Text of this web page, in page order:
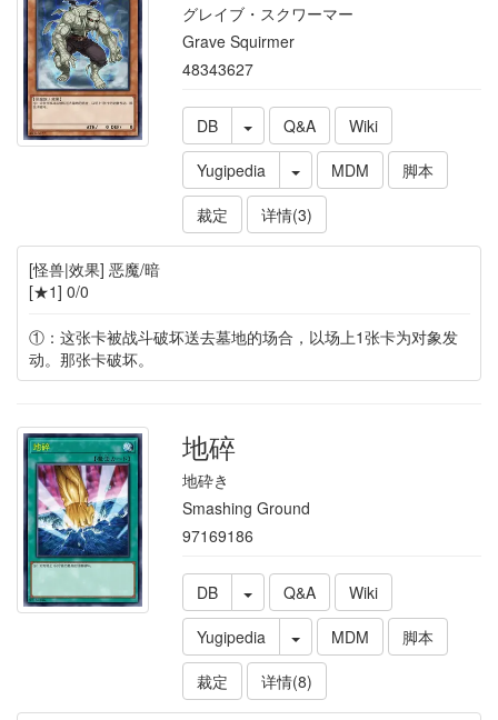
グレイブ・スクワーマー
Grave Squirmer
48343627
DB Q&A
Wiki
Yugipedia
MDM
脚本
裁定
详情(3)
[怪兽|效果] 恶魔/暗
[★1] 0/0
①：这张卡被战斗破坏送去墓地的场合，以场上1张卡为对象发
动。那张卡破坏。
地碎
地砕き
Smashing Ground
97169186
DB Q&A
Wiki
Yugipedia
MDM
脚本
裁定
详情(8)